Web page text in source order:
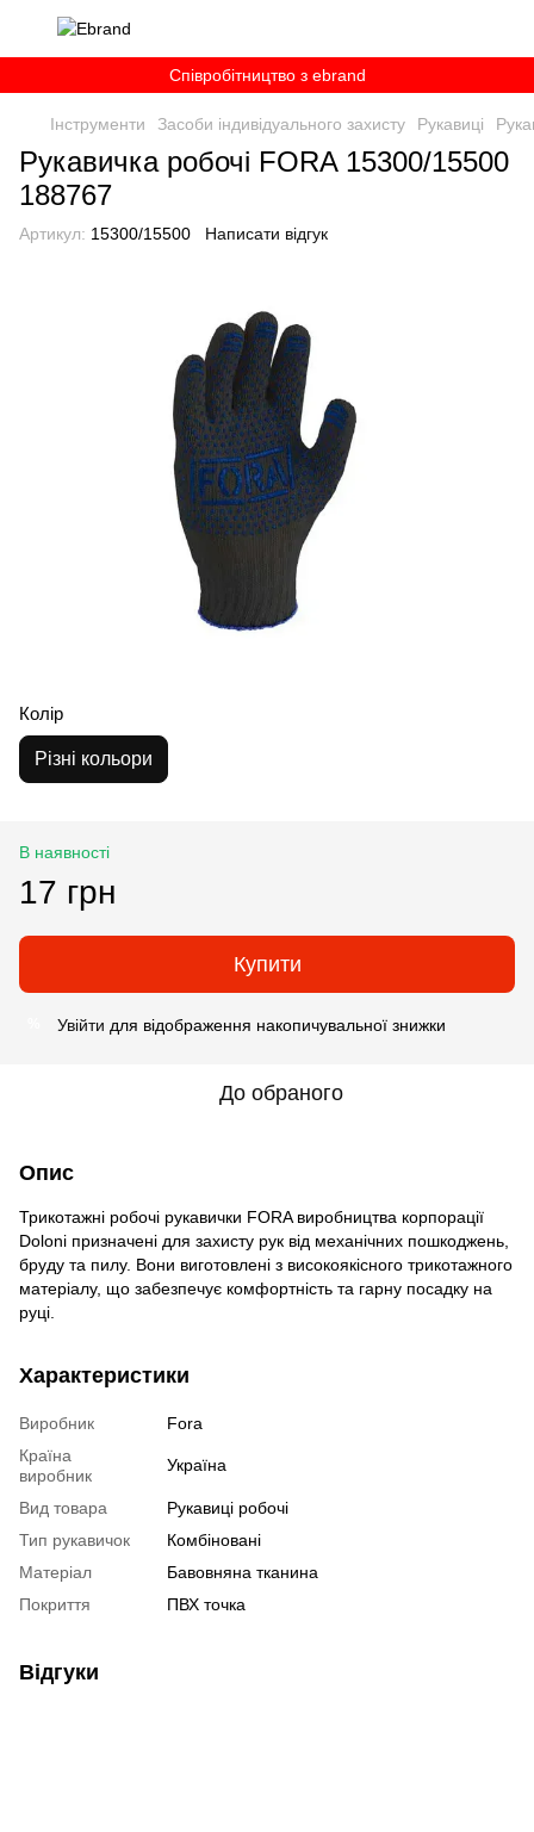
Співробітництво з ebrand
Інструменти Засоби індивідуального захисту Рукавиці
Рукавичка робочі FORA 15300/15500
188767
Артикул: 15300/15500 Написати відгук
Колір
Різні кольори
В наявності
17 грн
Купити
Увійти для відображення накопичувальної знижки
До обраного
Опис
Трикотажні робочі рукавички FORA виробництва корпорації
Doloni призначені для захисту рук від механічних пошкоджень,
бруду та пилу. Вони виготовлені з високоякісного трикотажного
матеріалу, що забезпечує комфортність та гарну посадку на
руці.
Характеристики
Виробник
Fora
Країна
виробник
Україна
Вид товара
Рукавиці робочі
Тип рукавичок
Комбіновані
Матеріал
Бавовняна тканина
Покриття
ПВХ точка
Відгуки